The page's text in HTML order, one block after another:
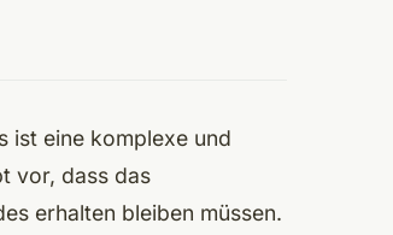
ist eine komplexe und
vor, dass das
erhalten bleiben müssen.